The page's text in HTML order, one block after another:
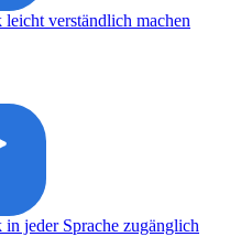
verständlich machen
jeder Sprache zugänglich